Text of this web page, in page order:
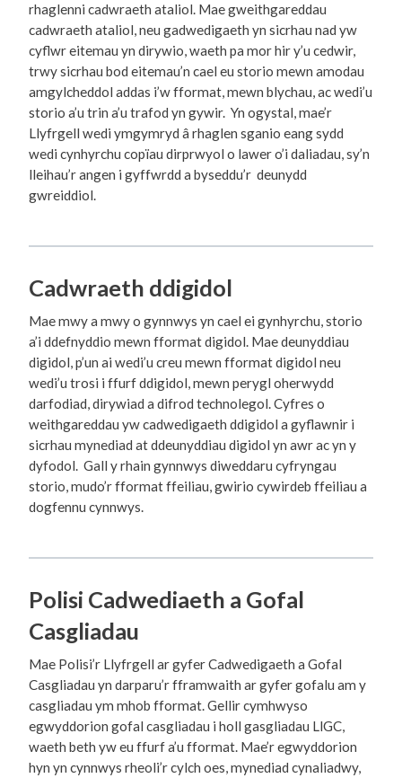
rhaglenni cadwraeth ataliol. Mae gweithgareddau
cadwraeth ataliol, neu gadwedigaeth yn sicrhau nad yw
cyflwr eitemau yn dirywio, waeth pa mor hir y’u cedwir,
trwy sicrhau bod eitemau’n cael eu storio mewn amodau
amgylcheddol addas i’w fformat, mewn blychau, ac wedi’u
storio a’u trin a’u trafod yn gywir. Yn ogystal, mae’r
Llyfrgell wedi ymgymryd â rhaglen sganio eang sydd
wedi cynhyrchu copïau dirprwyol o lawer o’i daliadau, sy’n
lleihau’r angen i gyffwrdd a byseddu’r deunydd
gwreiddiol.
Cadwraeth ddigidol
Mae mwy a mwy o gynnwys yn cael ei gynhyrchu, storio
a’i ddefnyddio mewn fformat digidol. Mae deunyddiau
digidol, p’un ai wedi’u creu mewn fformat digidol neu
wedi’u trosi i ffurf ddigidol, mewn perygl oherwydd
darfodiad, dirywiad a difrod technolegol. Cyfres o
weithgareddau yw cadwedigaeth ddigidol a gyflawnir i
sicrhau mynediad at ddeunyddiau digidol yn awr ac yn y
dyfodol. Gall y rhain gynnwys diweddaru cyfryngau
storio, mudo’r fformat ffeiliau, gwirio cywirdeb ffeiliau a
dogfennu cynnwys.
Polisi Cadwediaeth a Gofal
Casgliadau
Mae Polisi’r Llyfrgell ar gyfer Cadwedigaeth a Gofal
Casgliadau yn darparu’r fframwaith ar gyfer gofalu am y
casgliadau ym mhob fformat. Gellir cymhwyso
egwyddorion gofal casgliadau i holl gasgliadau LlGC,
waeth beth yw eu ffurf a’u fformat. Mae’r egwyddorion
hyn yn cynnwys rheoli’r cylch oes, mynediad cynaliadwy,